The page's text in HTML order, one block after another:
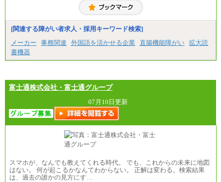
慮して給与を決定いたします
※試用期間中も給与に変更はございません
中途：
（1）事務職（総合職・正社員） （2）技術職（総
合職・正社員）
月給 208,000円以上
基本給
月給 182,400円以上
[関連する障がい者求人・採用キーワード検索]
メーカー
事務関連 外国語を活かせる企業 直腸機能障がい 拡大読
書機器
富士通株式会社・富士通グループ
07月10日更新
スマホが、なんでも教えてくれる時代。 でも、これからの未来に地図
はない。 何が起こるかなんてわからない。 正解は変わる。検索結果
は、過去の誰かの見方にす…